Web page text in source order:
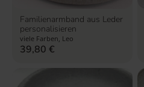
Familienarmband aus Leder
personalisieren
viele Farben, Leo
39,80 €